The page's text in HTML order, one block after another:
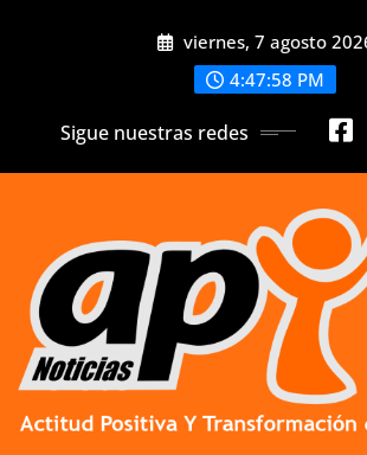
viernes, 7 agosto
4:47:59 PM
Sigue nuestras redes